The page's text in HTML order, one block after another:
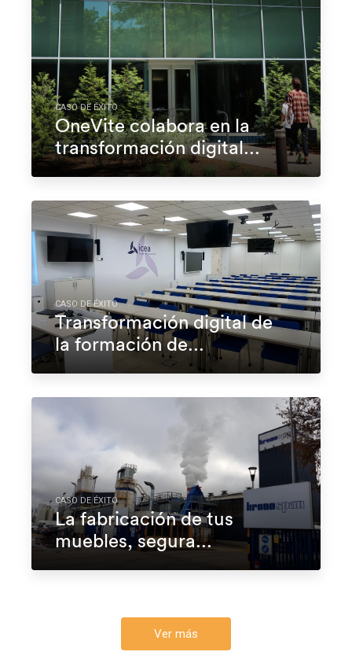
CASO DE ÉXITO
OneVite colabora en la
transformación digital...
CASO DE ÉXITO
Transformación digital de
la formación de...
CASO DE ÉXITO
La fabricación de tus
muebles, segura...
Ver más